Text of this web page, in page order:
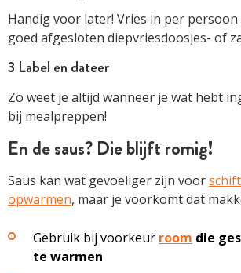
Handig voor later! Vries in per
goed afgesloten diepvriesdoosjes- of
3 Label en dateer
Zo weet je altijd wanneer je wat hebt
bij mealpreppen!
En de saus? Die blijft romig!
Saus kan wat gevoeliger zijn voor
opwarmen, maar je voorkomt dat
Gebruik bij voorkeur room die
te warmen